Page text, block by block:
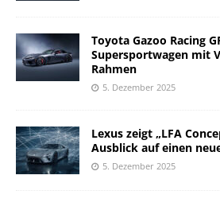
Toyota Gazoo Racing
Supersportwagen mit
Rahmen
5. Dezember 2025
Lexus zeigt „LFA
Ausblick auf einen
5. Dezember 2025